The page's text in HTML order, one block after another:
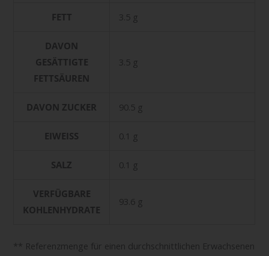
FETT 3.5 g
DAVON
GESÄTTIGTE
FETTSÄUREN
3.5 g
DAVON ZUCKER 90.5 g
EIWEISS 0.1 g
SALZ 0.1 g
VERFÜGBARE
KOHLENHYDRATE
93.6 g
** Referenzmenge für einen durchschnittlichen Erwachsenen